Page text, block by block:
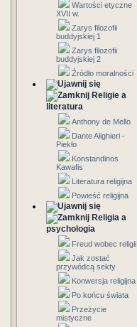
Wartości etyczne
XVII w.
Zarys filozofii
buddyjskiej 1
Zarys filozofii
buddyjskiej 2
Źródło moralności
Religie a
literatura
Anthony de Mello
Dante Alighieri -
Piekło
Konstandinos
Kawafis
Literatura religijna
Powieść religijna
Religia a
psychologia
Freud wobec religii
Jak zostać
przywódcą sekty
Konwersja religijna
Po końcu świata
Przeżycie
mistyczne